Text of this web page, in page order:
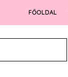
FŐOLDAL